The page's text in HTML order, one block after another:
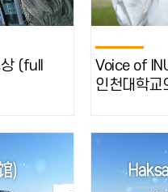
(full
Voice of
인천대학교